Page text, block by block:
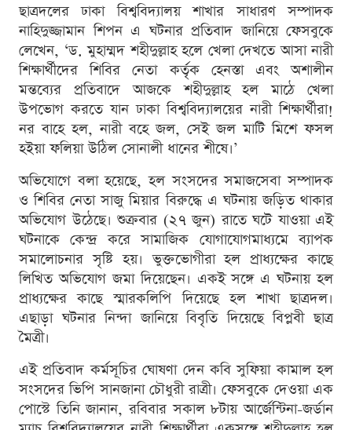
ছাত্রদলের ঢাকা বিশ্ববিদ্যালয় শাখার সাধারণ সম্পাদক
নাহিদুজ্জামান শিপন এ ঘটনার প্রতিবাদ জানিয়ে ফেসবুকে
লেখেন, ‘ড. মুহাম্মদ শহীদুল্লাহ হলে খেলা দেখতে আসা নারী
শিক্ষার্থীদের শিবির নেতা কর্তৃক হেনস্তা এবং অশালীন
মন্তব্যের প্রতিবাদে আজকে শহীদুল্লাহ হল মাঠে খেলা
উপভোগ করতে যান ঢাকা বিশ্ববিদ্যালয়ের নারী শিক্ষার্থীরা!
নর বাহে হল, নারী বহে জল, সেই জল মাটি মিশে ফসল
হইয়া ফলিয়া উঠিল সোনালী ধানের শীষে।’
অভিযোগে বলা হয়েছে, হল সংসদের সমাজসেবা সম্পাদক
ও শিবির নেতা সাজু মিয়ার বিরুদ্ধে এ ঘটনায় জড়িত থাকার
অভিযোগ উঠেছে। শুক্রবার (২৭ জুন) রাতে ঘটে যাওয়া এই
ঘটনাকে কেন্দ্র করে সামাজিক যোগাযোগমাধ্যমে ব্যাপক
সমালোচনার সৃষ্টি হয়। ভুক্তভোগীরা হল প্রাধ্যক্ষের কাছে
লিখিত অভিযোগ জমা দিয়েছেন। একই সঙ্গে এ ঘটনায় হল
প্রাধ্যক্ষের কাছে স্মারকলিপি দিয়েছে হল শাখা ছাত্রদল।
এছাড়া ঘটনার নিন্দা জানিয়ে বিবৃতি দিয়েছে বিপ্লবী ছাত্র
মৈত্রী।
এই প্রতিবাদ কর্মসূচির ঘোষণা দেন কবি সুফিয়া কামাল হল
সংসদের ভিপি সানজানা চৌধুরী রাত্রী। ফেসবুকে দেওয়া এক
পোস্টে তিনি জানান, রবিবার সকাল ৮টায় আর্জেন্টিনা-জর্ডান